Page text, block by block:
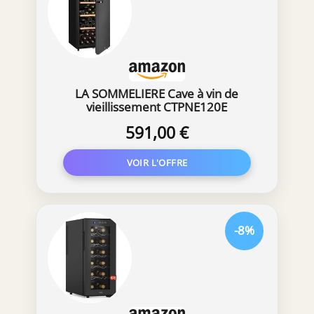
LA SOMMELIERE Cave à vin de
vieillissement CTPNE120E
591,00 €
-8%